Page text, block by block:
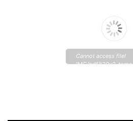
Cannot access file!
IMG/pdf/